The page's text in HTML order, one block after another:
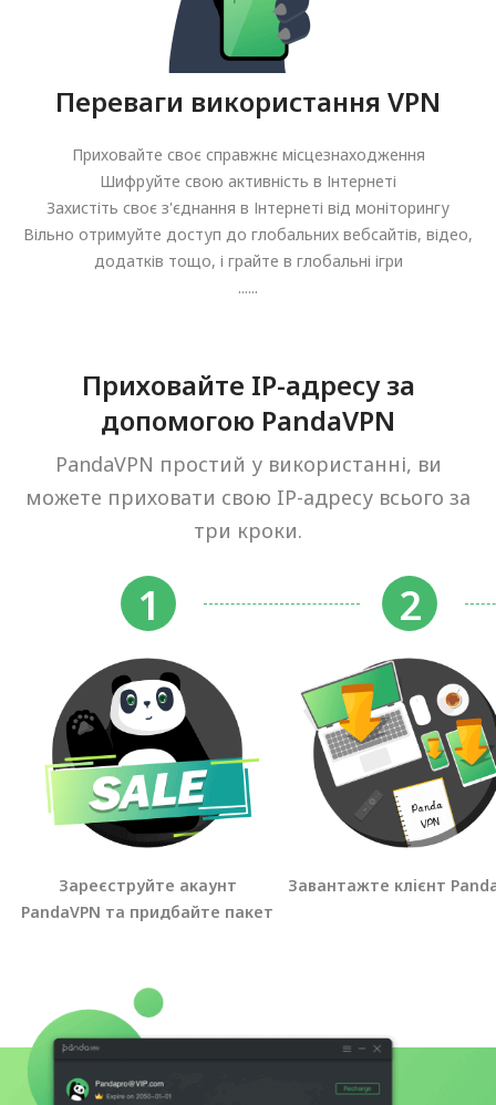
Переваги використання VPN
Приховайте своє справжнє місцезнаходження
Шифруйте свою активність в Інтернеті
Захистіть своє з'єднання в Інтернеті від моніторингу
Вільно отримуйте доступ до глобальних вебсайтів, відео,
додатків тощо, і грайте в глобальні ігри
......
Приховайте IP-адресу за
допомогою PandaVPN
PandaVPN простий у використанні, ви
можете приховати свою IP-адресу всього за
три кроки.
Зареєструйте акаунт
PandaVPN та придбайте пакет
Завантажте клієнт